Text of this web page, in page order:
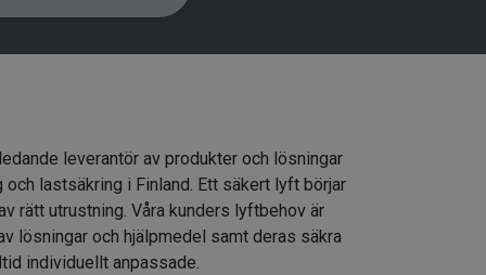
leverantör av produkter och lösningar
lastsäkring i Finland. Ett säkert lyft börjar
rätt utrustning. Våra kunders lyftbehov är
lösningar och hjälpmedel samt deras säkra
individuellt anpassade.